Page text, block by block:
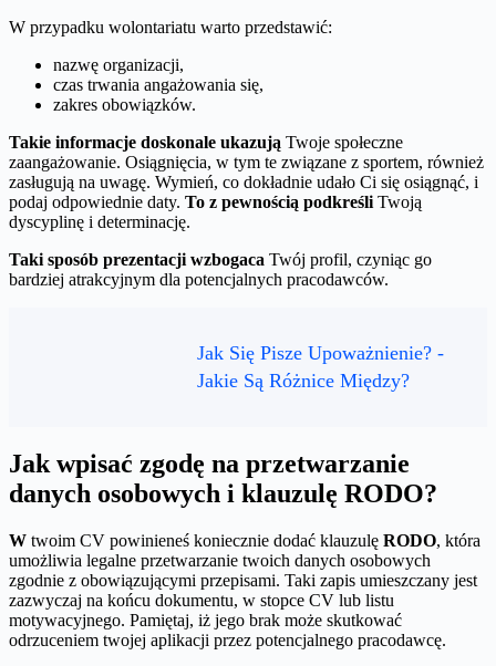
W przypadku wolontariatu warto przedstawić:
nazwę organizacji,
czas trwania angażowania się,
zakres obowiązków.
Takie informacje doskonale ukazują Twoje społeczne
zaangażowanie. Osiągnięcia, w tym te związane z sportem, również
zasługują na uwagę. Wymień, co dokładnie udało Ci się osiągnąć, i
podaj odpowiednie daty. To z pewnością podkreśli Twoją
dyscyplinę i determinację.
Taki sposób prezentacji wzbogaca Twój profil, czyniąc go
bardziej atrakcyjnym dla potencjalnych pracodawców.
Jak Się Pisze Upoważnienie? -
Jakie Są Różnice Między?
Jak wpisać zgodę na przetwarzanie
danych osobowych i klauzulę RODO?
W twoim CV powinieneś koniecznie dodać klauzulę RODO, która
umożliwia legalne przetwarzanie twoich danych osobowych
zgodnie z obowiązującymi przepisami. Taki zapis umieszczany jest
zazwyczaj na końcu dokumentu, w stopce CV lub listu
motywacyjnego. Pamiętaj, iż jego brak może skutkować
odrzuceniem twojej aplikacji przez potencjalnego pracodawcę.